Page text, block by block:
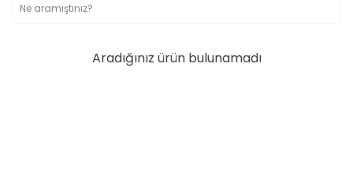
Aradığınız ürün bulunamadı